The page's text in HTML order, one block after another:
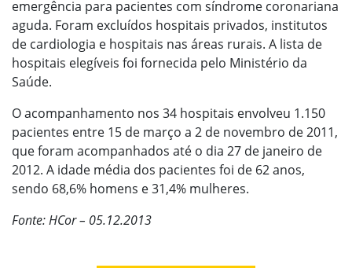
emergência para pacientes com síndrome coronariana
aguda. Foram excluídos hospitais privados, institutos
de cardiologia e hospitais nas áreas rurais. A lista de
hospitais elegíveis foi fornecida pelo Ministério da
Saúde.
O acompanhamento nos 34 hospitais envolveu 1.150
pacientes entre 15 de março a 2 de novembro de 2011,
que foram acompanhados até o dia 27 de janeiro de
2012. A idade média dos pacientes foi de 62 anos,
sendo 68,6% homens e 31,4% mulheres.
Fonte: HCor – 05.12.2013